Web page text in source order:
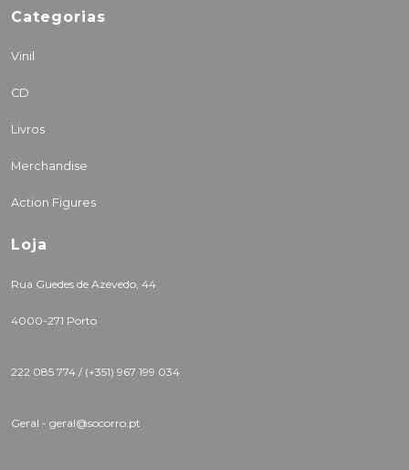
Categorias
Vinil
CD
Livros
Merchandise
Action Figures
Loja
Rua Guedes de Azevedo, 44
4000-271 Porto
222 085 774 / (+351) 967 199 034
Geral - geral@socorro.pt